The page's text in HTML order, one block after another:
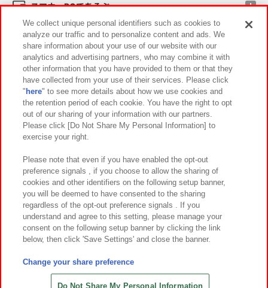
スマホ・PCであそぶ
イベント・キャンペーン
関連会社 サステナビリティ サイトポリシー
プライバシーポリシー ウェブアクセシビリティ方針と検証結果
お取引先さまとともに
カスタマーハラスメント対応方針 よくあるご質問・お問い合わせ
©Bandai Namco Amusement Inc.
©Bandai Namco Amusement Lab Inc.
©HANAYASHIKI Co., Ltd. All Rights Reserved.
We collect unique personal identifiers such as cookies to
analyze our traffic and to personalize content and ads. We
share information about your use of our website with our
analytics and advertising partners, who may combine it with
other information that you have provided to them or that they
have collected from your use of their services. Please click
" here" to see more details about how we use cookies and
the retention period of each cookie. You have the right to opt
out of our sharing of your information with our partners.
Please click [Do Not Share My Personal Information] to
exercise your right.
Please note that even if you have enabled the opt-out
preference signals , if you choose to allow the sharing of
cookies and other identifiers on the following setup banner,
you will be deemed to have consented to the sharing
regardless of the opt-out preference signals . If you
understand and agree to this setting, please manage your
consent on the following setup banner by clicking the link
below, then click 'Save Settings' and close the banner.
Change your share preference
Do Not Share My Personal Information